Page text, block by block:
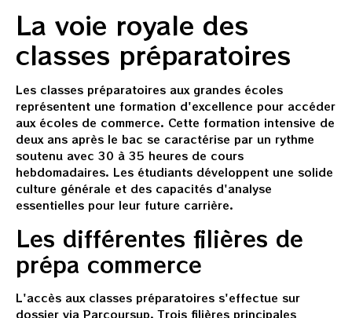
La voie royale des
classes préparatoires
Les classes préparatoires aux grandes écoles
représentent une formation d'excellence pour accéder
aux écoles de commerce. Cette formation intensive de
deux ans après le bac se caractérise par un rythme
soutenu avec 30 à 35 heures de cours
hebdomadaires. Les étudiants développent une solide
culture générale et des capacités d'analyse
essentielles pour leur future carrière.
Les différentes filières de
prépa commerce
L'accès aux classes préparatoires s'effectue sur
dossier via Parcoursup. Trois filières principales